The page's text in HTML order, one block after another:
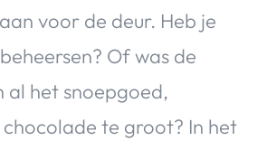
Health & Beauty
Huis & Tuin
Nieuws & Media
voor de deur. Heb je
Of was de
al het snoepgoed,
te groot? In het